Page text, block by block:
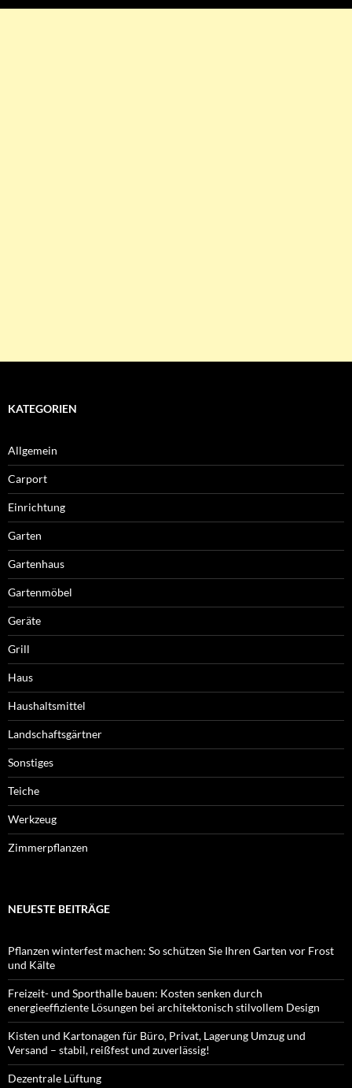
KATEGORIEN
Allgemein
Carport
Einrichtung
Garten
Gartenhaus
Gartenmöbel
Geräte
Grill
Haus
Haushaltsmittel
Landschaftsgärtner
Sonstiges
Teiche
Werkzeug
Zimmerpflanzen
NEUESTE BEITRÄGE
Pflanzen winterfest machen: So schützen Sie Ihren Garten vor Frost
und Kälte
Freizeit- und Sporthalle bauen: Kosten senken durch
energieeffiziente Lösungen bei architektonisch stilvollem Design
Kisten und Kartonagen für Büro, Privat, Lagerung Umzug und
Versand – stabil, reißfest und zuverlässig!
Dezentrale Lüftung